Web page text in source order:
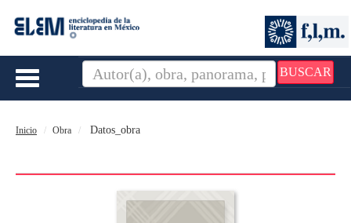
BUSCAR
Toggle
Inicio Obra Datos_obra